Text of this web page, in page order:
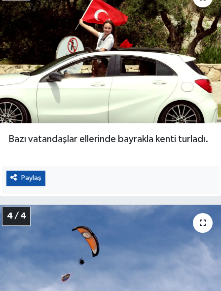
Bazı vatandaşlar ellerinde bayrakla kenti turladı.
Paylaş
4 / 4